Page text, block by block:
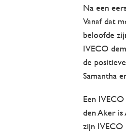
Na een
Vanaf dat
beloofde
IVECO
de
Samantha
Een
den Aker
zijn